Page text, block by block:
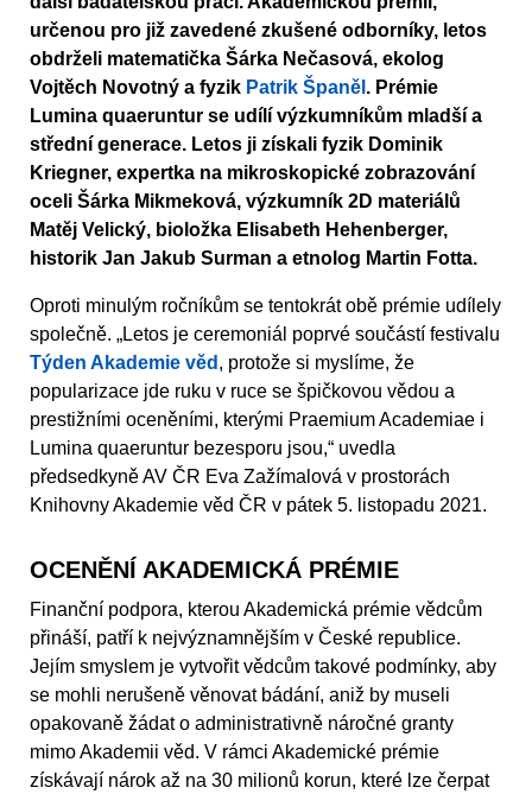
určenou pro již zavedené zkušené odborníky, letos
obdrželi matematička Šárka Nečasová, ekolog
Vojtěch Novotný a fyzik Patrik Španěl . Prémie
Lumina quaeruntur se udílí výzkumníkům mladší a
střední generace. Letos ji získali fyzik Dominik
Kriegner, expertka na mikroskopické zobrazování
oceli Šárka Mikmeková, výzkumník 2D materiálů
Matěj Velický, bioložka Elisabeth Hehenberger,
historik Jan Jakub Surman a etnolog Martin Fotta.
Oproti minulým ročníkům se tentokrát obě prémie udílely
společně. „Letos je ceremoniál poprvé součástí festivalu
Týden Akademie věd , protože si myslíme, že
popularizace jde ruku v ruce se špičkovou vědou a
prestižními oceněními, kterými Praemium Academiae i
Lumina quaeruntur bezesporu jsou,“ uvedla
předsedkyně AV ČR Eva Zažímalová v prostorách
Knihovny Akademie věd ČR v pátek 5. listopadu 2021.
OCENĚNÍ AKADEMICKÁ PRÉMIE
Finanční podpora, kterou Akademická prémie vědcům
přináší, patří k nejvýznamnějším v České republice.
Jejím smyslem je vytvořit vědcům takové podmínky, aby
se mohli nerušeně věnovat bádání, aniž by museli
opakovaně žádat o administrativně náročné granty
mimo Akademii věd. V rámci Akademické prémie
získávají nárok až na 30 milionů korun, které lze čerpat